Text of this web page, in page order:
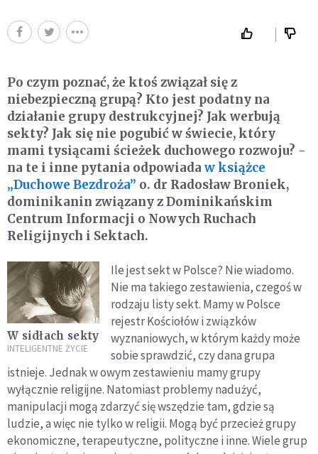
Po czym poznać, że ktoś związał się z
niebezpieczną grupą? Kto jest podatny na
działanie grupy destrukcyjnej? Jak werbują
sekty? Jak się nie pogubić w świecie, który
mami tysiącami ścieżek duchowego rozwoju? -
na te i inne pytania odpowiada w książce
„Duchowe Bezdroża” o. dr Radosław Broniek,
dominikanin związany z Dominikańskim
Centrum Informacji o Nowych Ruchach
Religijnych i Sektach.
W sidłach sekty
INTELIGENTNE ŻYCIE
Ile jest sekt w Polsce? Nie wiadomo.
Nie ma takiego zestawienia, czegoś w
rodzaju listy sekt. Mamy w Polsce
rejestr Kościołów i związków
wyznaniowych, w którym każdy może
sobie sprawdzić, czy dana grupa
istnieje. Jednak w owym zestawieniu mamy grupy
wyłącznie religijne. Natomiast problemy nadużyć,
manipulacji mogą zdarzyć się wszędzie tam, gdzie są
ludzie, a więc nie tylko w religii. Mogą być przecież grupy
ekonomiczne, terapeutyczne, polityczne i inne. Wiele grup